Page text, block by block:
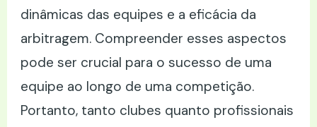
dinâmicas das equipes e a eficácia da
arbitragem. Compreender esses aspectos
pode ser crucial para o sucesso de uma
equipe ao longo de uma competição.
Portanto, tanto clubes quanto profissionais